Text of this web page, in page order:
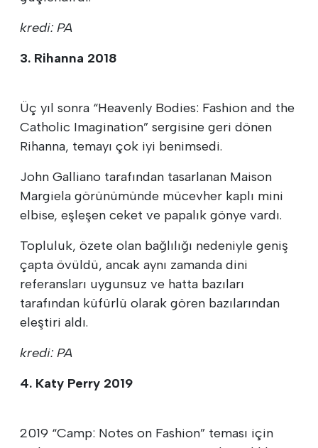
kredi: PA
3. Rihanna 2018
Üç yıl sonra “Heavenly Bodies: Fashion and the
Catholic Imagination” sergisine geri dönen
Rihanna, temayı çok iyi benimsedi.
John Galliano tarafından tasarlanan Maison
Margiela görünümünde mücevher kaplı mini
elbise, eşleşen ceket ve papalık gönye vardı.
Topluluk, özete olan bağlılığı nedeniyle geniş
çapta övüldü, ancak aynı zamanda dini
referansları uygunsuz ve hatta bazıları
tarafından küfürlü olarak gören bazılarından
eleştiri aldı.
kredi: PA
4. Katy Perry 2019
2019 “Camp: Notes on Fashion” teması için